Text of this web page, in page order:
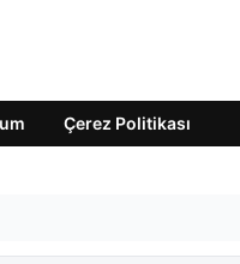
Çerez Politikası